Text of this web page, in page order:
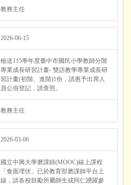
教務主任
2026-06-15
檢送115學年度臺中市國民小學教師分階
專業成長研習計畫- 雙語教學專業成長研
習計畫(初階、進階)1份，請惠予出席人
員公假登記，請查照。
教務主任
2026-03-06
國立中興大學磨課師(MOOC)線上課程
「食面埋伏」已於教育部磨課師平台上
線，請各校鼓勵所屬師生或同仁踴躍參